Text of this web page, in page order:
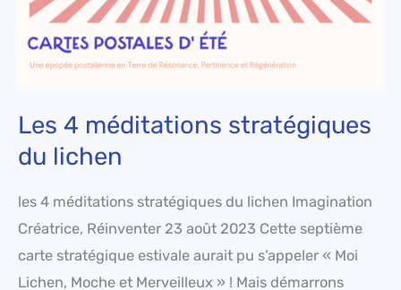
Les 4 méditations stratégiques
du lichen
les 4 méditations stratégiques du lichen Imagination
Créatrice, Réinventer 23 août 2023 Cette septième
carte stratégique estivale aurait pu s’appeler « Moi
Lichen, Moche et Merveilleux » ! Mais démarrons